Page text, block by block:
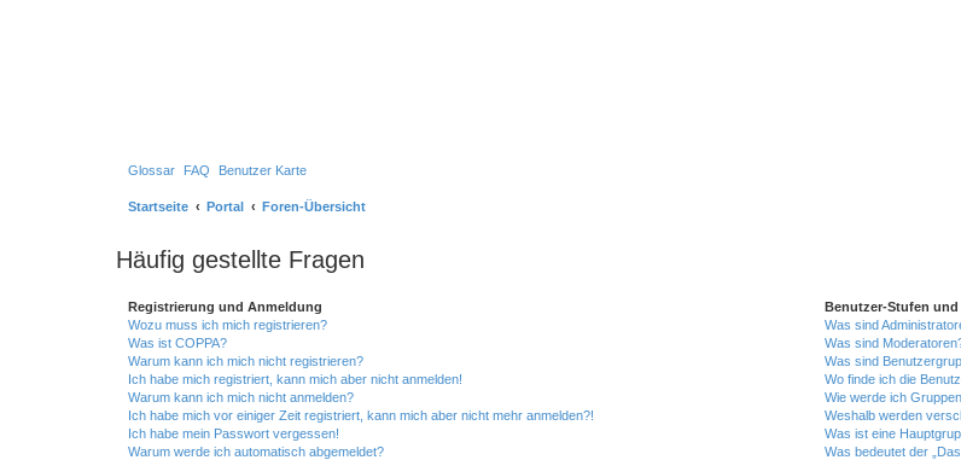
Glossar FAQ Benutzer Karte
Startseite Portal Foren-Übersicht
Häufig gestellte Fragen
Registrierung und Anmeldung
Wozu muss ich mich registrieren?
Was ist COPPA?
Warum kann ich mich nicht registrieren?
Ich habe mich registriert, kann mich aber nicht anmelden!
Warum kann ich mich nicht anmelden?
Ich habe mich vor einiger Zeit registriert, kann mich aber nicht mehr anmelden?!
Ich habe mein Passwort vergessen!
Warum werde ich automatisch abgemeldet?
Benutzer-Stufen und
Was sind
Was sind
Was sind
Wo finde ich die
Wie werde ich
Weshalb werden
Was ist eine
Was bedeutet der